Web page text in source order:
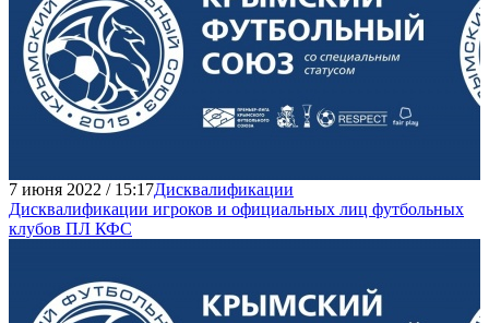
7 июня 2022 / 15:17Дисквалификации
Дисквалификации игроков и официальных лиц футбольных
клубов ПЛ КФС